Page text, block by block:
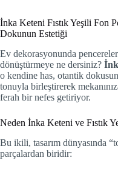
İnka Keteni Fıstık Yeşili Fon
Dokunun Estetiği
Ev dekorasyonunda
dönüştürmeye ne dersiniz?
o kendine has, otantik
tonuyla birleştirerek
ferah bir nefes getiriyor.
Neden İnka Keteni ve Fıstık
Bu ikili, tasarım dünyasında
parçalardan biridir: